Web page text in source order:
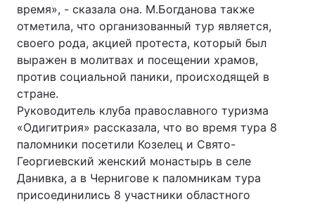
Здоров'я Туризм
Цікавинки Погода
Екологія Регіони
Лонгріди
Статті
Інтерв'ю Думки
время», - сказала она. М.Богданова также
отметила, что организованный тур является,
своего рода, акцией протеста, который был
выражен в молитвах и посещении храмов,
против социальной паники, происходящей в
стране.
Руководитель клуба православного туризма
«Одигитрия» рассказала, что во время тура 8
паломники посетили Козелец и Свято-
Георгиевский женский монастырь в селе
Данивка, а в Чернигове к паломникам тура
присоединились 8 участники областного